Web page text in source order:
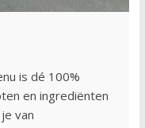
is dé 100%
en ingrediënten
van